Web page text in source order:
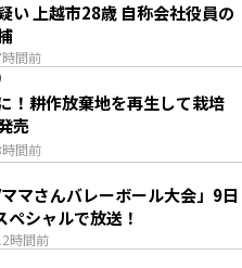
間前
い 上越市28歳 自称会社役員の
間前
！耕作放棄地を再生して栽培
売
時間前
ママさんバレーボール大会」9日
シャルで放送！